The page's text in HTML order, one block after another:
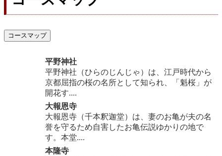
コースマップ
平野神社
平野神社（ひらのじんじゃ）は、江戸時代から
京都屈指の桜の名所として知られ、「魁桜」が
開花す....
大報恩寺
大報恩寺（千本釈迦堂）は、妻のお亀が夫の名
誉を守るため自害したお亀伝説ゆかりの地で
す。本堂....
本隆寺